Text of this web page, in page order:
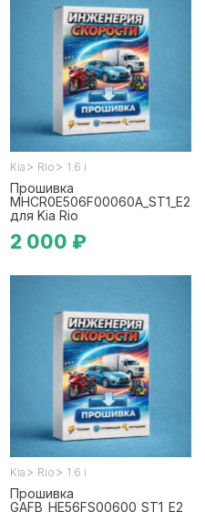
Kia > Rio > 1.6 i
Прошивка
MHCR0E506F00060A_ST1_E2
для Kia Rio
2 000 ₽
Kia > Rio > 1.6 i
Прошивка
GAFB_HE56FS00600_ST1_E2_